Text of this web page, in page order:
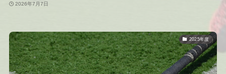
2026年7月7日
2025年度